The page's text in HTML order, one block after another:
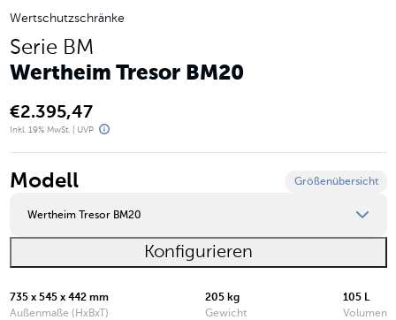
Wertschutzschränke
Serie BM
Wertheim Tresor BM20
€2.395,47
Inkl. 19% MwSt. | UVP
Modell Größenübersicht
Wertheim Tresor BM20
Wertheim Tresor BM15
Konfigurieren
735 x 545 x 442 mm
Außenmaße (HxBxT)
205 kg
Gewicht
105 L
Volumen